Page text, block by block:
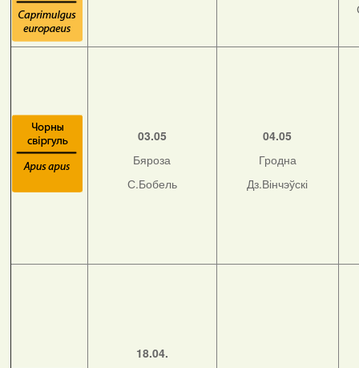
03.05
Бяроза
С.Бобель
04.05
Гродна
Дз.Вінчэўскі
18.04.